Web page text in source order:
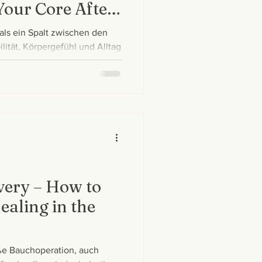
Core After
ein Spalt zwischen den
Körpergefühl und Alltag
erfahren Sie, wie sie
– How to
in the
Bauchoperation, auch